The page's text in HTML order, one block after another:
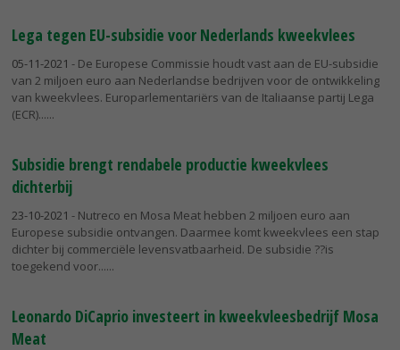
Lega tegen EU-subsidie voor Nederlands kweekvlees
05-11-2021 - De Europese Commissie houdt vast aan de EU-subsidie
van 2 miljoen euro aan Nederlandse bedrijven voor de ontwikkeling
van kweekvlees. Europarlementariërs van de Italiaanse partij Lega
(ECR)...
Subsidie brengt rendabele productie kweekvlees
dichterbij
23-10-2021 - Nutreco en Mosa Meat hebben 2 miljoen euro aan
Europese subsidie ontvangen. Daarmee komt kweekvlees een stap
dichter bij commerciële levensvatbaarheid. De subsidie ??is
toegekend voor...
Leonardo DiCaprio investeert in kweekvleesbedrijf Mosa
Meat